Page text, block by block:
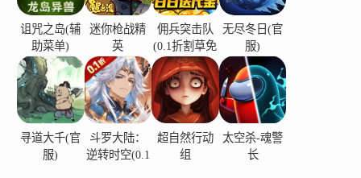
诅咒之岛(辅
助菜单)
迷你枪战精
英
佣兵突击队
(0.1折割草免
费版)
无尽冬日(官
服)
寻道大千(官
服)
斗罗大陆：
逆转时空(0.1
超自然行动
组
太空杀-魂警
长